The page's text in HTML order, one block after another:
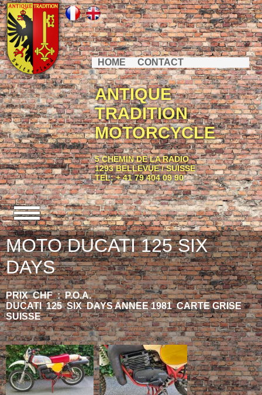
HOME CONTACT
ANTIQUE
TRADITION
MOTORCYCLE
5 CHEMIN DE LA RADIO
1293 BELLEVUE / SUISSE
TEL: + 41 79 404 09 90
MOTO DUCATI 125 SIX
DAYS
PRIX CHF : P.O.A.
DUCATI 125 SIX DAYS ANNEE 1981 CARTE GRISE
SUISSE